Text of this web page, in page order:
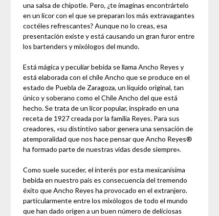
una salsa de chipotle. Pero, ¿te imaginas encontrártelo
en un licor con el que se preparan los más extravagantes
coctéles refrescantes? Aunque no lo creas, esa
presentación existe y está causando un gran furor entre
los bartenders y mixólogos del mundo.
Está mágica y peculiar bebida se llama Ancho Reyes y
está elaborada con el chile Ancho que se produce en el
estado de Puebla de Zaragoza, un líquido original, tan
único y soberano como el Chile Ancho del que está
hecho. Se trata de un licor popular, inspirado en una
receta de 1927 creada por la familia Reyes. Para sus
creadores, «su distintivo sabor genera una sensación de
atemporalidad que nos hace pensar que Ancho Reyes®
ha formado parte de nuestras vidas desde siempre».
Como suele suceder, el interés por esta mexicanísima
bebida en nuestro país es consecuencia del tremendo
éxito que Ancho Reyes ha provocado en el extranjero.
particularmente entre los mixólogos de todo el mundo
que han dado origen a un buen número de deliciosas